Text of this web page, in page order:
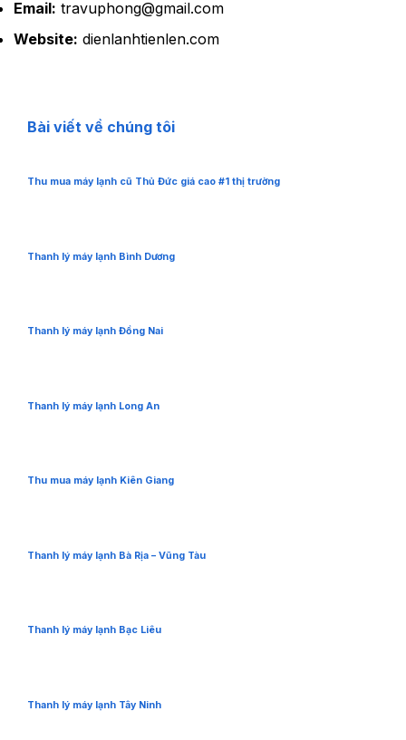
Email: travuphong@gmail.com
Website: dienlanhtienlen.com
Bài viết về chúng tôi
Thu mua máy lạnh cũ Thủ Đức giá cao #1 thị trường
Thanh lý máy lạnh Bình Dương
Thanh lý máy lạnh Đồng Nai
Thanh lý máy lạnh Long An
Thu mua máy lạnh Kiên Giang
Thanh lý máy lạnh Bà Rịa – Vũng Tàu
Thanh lý máy lạnh Bạc Liêu
Thanh lý máy lạnh Tây Ninh